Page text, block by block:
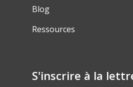
Blog
Ressources
S'inscrire à la